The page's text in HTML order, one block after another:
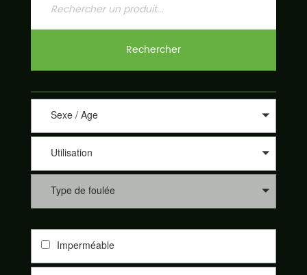
Rechercher
Sexe / Age
Utilisation
Type de foulée
Imperméable